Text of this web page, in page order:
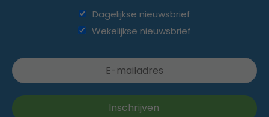
Dagelijkse nieuwsbrief
Wekelijkse nieuwsbrief